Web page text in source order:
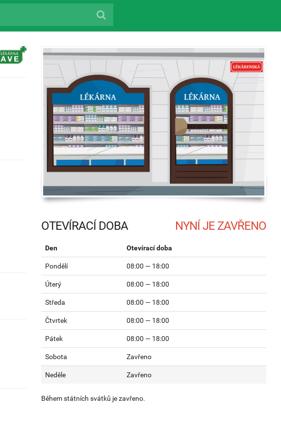
OTEVÍRACÍ DOBA
Den Otevírací doba
Pondělí 08:00 — 18:00
Úterý 08:00 — 18:00
Středa 08:00 — 18:00
Čtvrtek 08:00 — 18:00
Pátek 08:00 — 18:00
Sobota Zavřeno
Neděle Zavřeno
Během státních svátků je zavřeno.